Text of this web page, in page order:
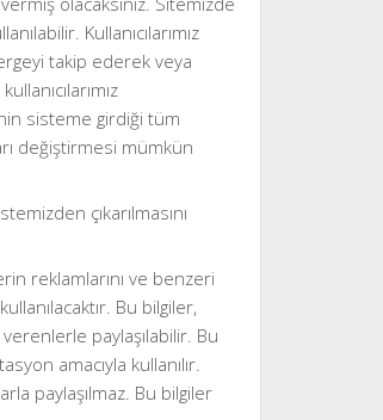
Kullanıcılarımız
takip ederek veya
sisteme girdiği tüm
değiştirmesi mümkün
çıkarılmasını
reklamlarını ve benzeri
Bu bilgiler,
paylaşılabilir. Bu
amacıyla kullanılır.
paylaşılmaz. Bu bilgiler